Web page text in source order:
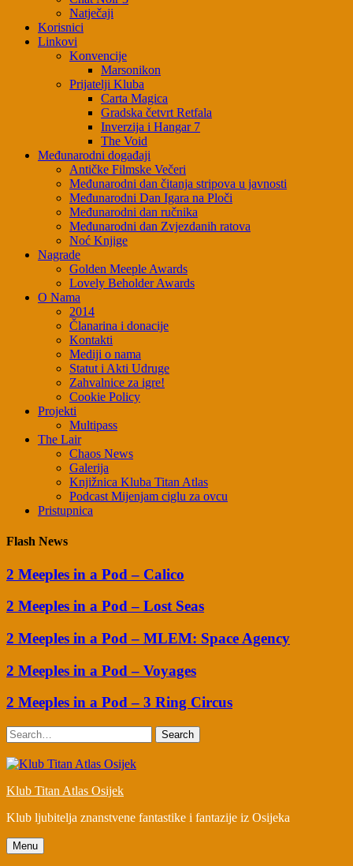
Natječaji
Korisnici
Linkovi
Konvencije
Marsonikon
Prijatelji Kluba
Carta Magica
Gradska četvrt Retfala
Inverzija i Hangar 7
The Void
Međunarodni događaji
Antičke Filmske Večeri
Međunarodni dan čitanja stripova u javnosti
Međunarodni Dan Igara na Ploči
Međunarodni dan ručnika
Međunarodni dan Zvjezdanih ratova
Noć Knjige
Nagrade
Golden Meeple Awards
Lovely Beholder Awards
O Nama
2014
Članarina i donacije
Kontakti
Mediji o nama
Statut i Akti Udruge
Zahvalnice za igre!
Cookie Policy
Projekti
Multipass
The Lair
Chaos News
Galerija
Knjižnica Kluba Titan Atlas
Podcast Mijenjam ciglu za ovcu
Pristupnica
Flash News
2 Meeples in a Pod – Calico
2 Meeples in a Pod – Lost Seas
2 Meeples in a Pod – MLEM: Space Agency
2 Meeples in a Pod – Voyages
2 Meeples in a Pod – 3 Ring Circus
Search
Klub Titan Atlas Osijek
Klub ljubitelja znanstvene fantastike i fantazije iz Osijeka
Menu